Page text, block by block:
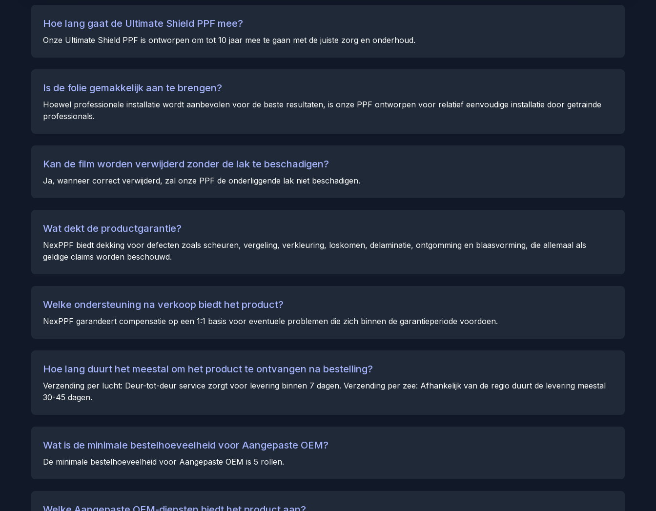
Hoe lang gaat de Ultimate Shield PPF mee?
Onze Ultimate Shield PPF is ontworpen om tot 10 jaar mee te gaan met de juiste zorg en onderhoud.
Is de folie gemakkelijk aan te brengen?
Hoewel professionele installatie wordt aanbevolen voor de beste resultaten, is onze PPF ontworpen voor relatief eenvoudige installatie door getrainde
professionals.
Kan de film worden verwijderd zonder de lak te beschadigen?
Ja, wanneer correct verwijderd, zal onze PPF de onderliggende lak niet beschadigen.
Wat dekt de productgarantie?
NexPPF biedt dekking voor defecten zoals scheuren, vergeling, verkleuring, loskomen, delaminatie, ontgomming en blaasvorming, die allemaal als
geldige claims worden beschouwd.
Welke ondersteuning na verkoop biedt het product?
NexPPF garandeert compensatie op een 1:1 basis voor eventuele problemen die zich binnen de garantieperiode voordoen.
Hoe lang duurt het meestal om het product te ontvangen na bestelling?
Verzending per lucht: Deur-tot-deur service zorgt voor levering binnen 7 dagen. Verzending per zee: Afhankelijk van de regio duurt de levering meestal
30-45 dagen.
Wat is de minimale bestelhoeveelheid voor Aangepaste OEM?
De minimale bestelhoeveelheid voor Aangepaste OEM is 5 rollen.